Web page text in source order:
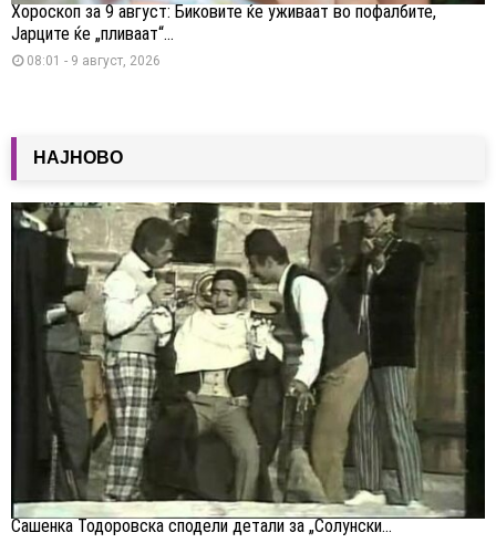
Хороскоп за 9 август: Биковите ќе уживаат во пофалбите,
Јарците ќе „пливаат“...
08:01 - 9 август, 2026
НАЈНОВО
Сашенка Тодоровска сподели детали за „Солунски...